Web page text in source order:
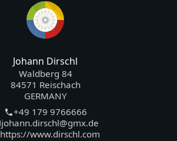
Johann Dirschl
Waldberg 84
84571 Reischach
GERMANY
+49 179 9766666
johann.dirschl@gmx.de
https://www.dirschl.com